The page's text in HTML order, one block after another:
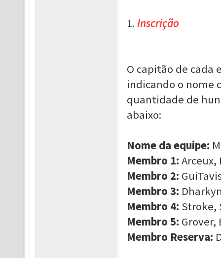
1. Inscrição
O capitão de cada
indicando o nome
quantidade de
abaixo:
Nome da equipe:
Membro 1: Arceux,
Membro 2:
Membro 3:
Membro 4: Stroke,
Membro 5: Grover,
Membro Reserva: